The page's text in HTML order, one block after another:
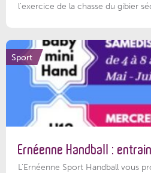
l'exercice de la chasse du gibier
Sport
Ernéenne Handball :
L'Ernéenne Sport Handball vous